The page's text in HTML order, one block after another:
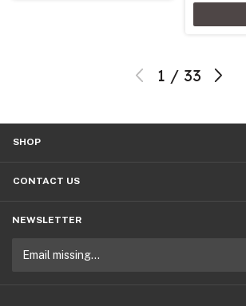
1 / 33
SHOP
CONTACT US
NEWSLETTER